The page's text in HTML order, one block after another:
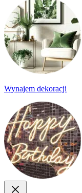
Wynajem dekoracji